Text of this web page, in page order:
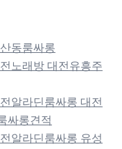
동룸싸롱
노래방 대전유흥주
알라딘룸싸롱 대전
싸롱견적
알라딘룸싸롱 유성